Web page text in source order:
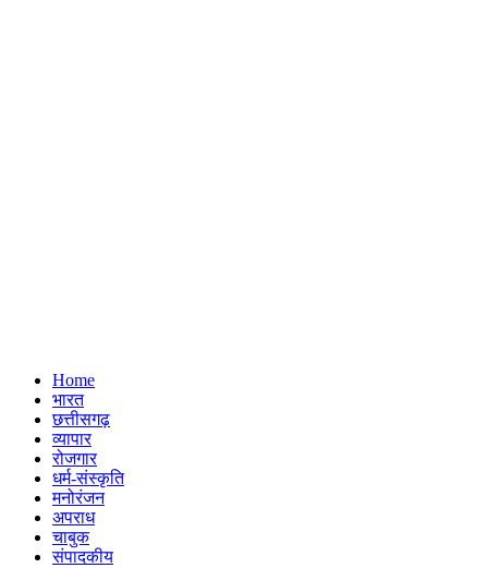
Home
भारत
छत्तीसगढ़
व्यापार
रोजगार
धर्म-संस्कृति
मनोरंजन
अपराध
चाबुक
संपादकीय